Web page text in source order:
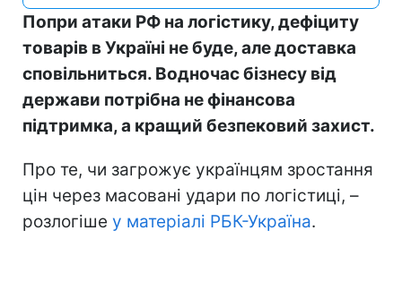
Попри атаки РФ на логістику, дефіциту
товарів в Україні не буде, але доставка
сповільниться. Водночас бізнесу від
держави потрібна не фінансова
підтримка, а кращий безпековий захист.
Про те, чи загрожує українцям зростання
цін через масовані удари по логістиці, –
розлогіше у матеріалі РБК-Україна.